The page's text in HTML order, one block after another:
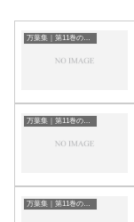
万葉集｜第11巻の和歌一覧
万葉集｜第11巻の和歌一覧
万葉集｜第11巻の和歌一覧